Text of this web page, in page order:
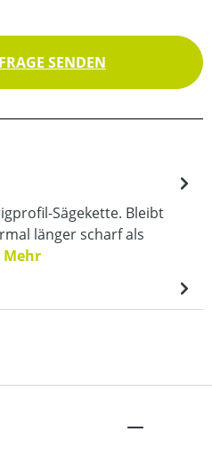
SENDEN
Sägekette. Bleibt
länger scharf als
Mehr